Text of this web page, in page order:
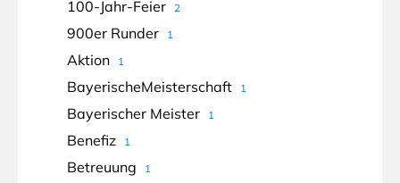
100-Jahr-Feier 2
900er Runder 1
Aktion 1
BayerischeMeisterschaft 1
Bayerischer Meister 1
Benefiz 1
Betreuung 1